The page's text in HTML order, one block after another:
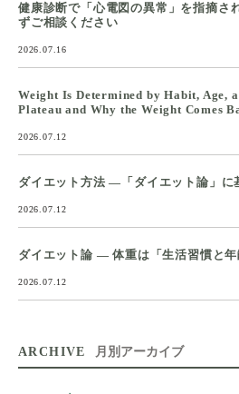
健康診断で「心電図の異常」を指摘さ
ずご相談ください
2026.07.16
Weight Is Determined by Habit, Age,
Plateau and Why the Weight Comes
2026.07.12
ダイエット方法 ―「ダイエット論」に
2026.07.12
ダイエット論 ― 体重は「生活習慣と
2026.07.12
ARCHIVE 月別アーカイブ